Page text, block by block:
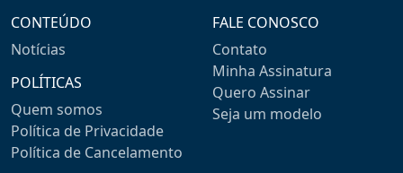
CONTEÚDO
Notícias
POLÍTICAS
Quem somos
Política de Privacidade
Política de Cancelamento
FALE CONOSCO
Contato
Minha Assinatura
Quero Assinar
Seja um modelo